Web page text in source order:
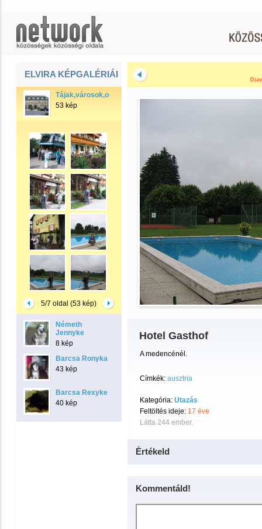
ELVIRA KÉPGALÉRIÁI
Tájak,városok,országok
53 kép
5/7 oldal (53 kép)
Németh
Jennyke
8 kép
Barcsa Ronyka
43 kép
Barcsa Rexyke
40 kép
Hotel Gasthof
A medencénél.
Címkék: ausztria
Kategória: Utazás
Feltöltés ideje: 17 éve
Látta 244 ember.
Értékeld
Kommentáld!